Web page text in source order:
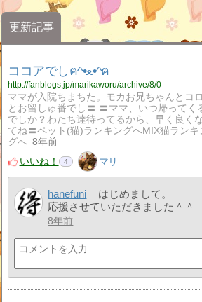
更新記事
ココアでしฅ^•ﻌ•^ฅ
http://fanblogs.jp/marikaworu/archive/8/0
ママが入院ちまちた。モカお兄ちゃんとコ
とお留しゅ番でし〓︎ 〓︎ママ、いつ帰ってく
でしか？わたち達待ってるから、早く良く
てね〓ペット(猫)ランキングへMIX猫ランキ
グへ 8年前
いいね！
4 マリ
hanefuni
はじめまして。
応援させていただきました＾＾
8年前